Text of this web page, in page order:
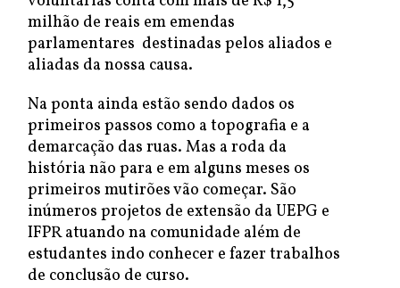
milhão de reais em emendas
parlamentares destinadas pelos aliados e
aliadas da nossa causa.
Na ponta ainda estão sendo dados os
primeiros passos como a topografia e a
demarcação das ruas. Mas a roda da
história não para e em alguns meses os
primeiros mutirões vão começar. São
inúmeros projetos de extensão da UEPG e
IFPR atuando na comunidade além de
estudantes indo conhecer e fazer trabalhos
de conclusão de curso.